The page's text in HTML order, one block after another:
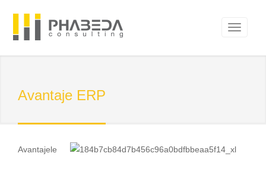
Avantaje ERP
Avantajele